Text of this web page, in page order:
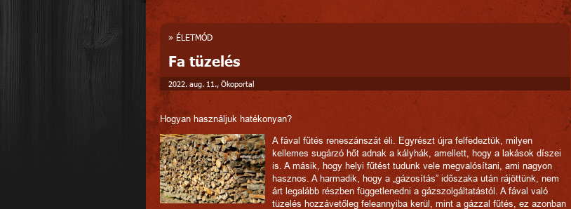
» ÉLETMÓD
Fa tüzelés
2022. aug. 11., Ökoportal
Hogyan használjuk hatékonyan?
A fával fűtés reneszánszát éli. Egyrészt újra felfedeztük, milyen
kellemes sugárzó hőt adnak a kályhák, amellett, hogy a lakások díszei
is. A másik, hogy helyi fűtést tudunk vele megvalósítani, ami nagyon
hasznos. A harmadik, hogy a „gázosítás” időszaka után rájöttünk, nem
árt legalább részben függetlenedni a gázszolgáltatástól. A fával való
tüzelés hozzávetőleg feleannyiba kerül, mint a gázzal fűtés, ez azonban